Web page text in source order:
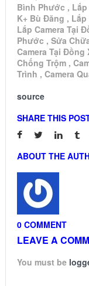
Bình Phước ,
K+ Bù Đăng ,
Lắp Camera Tại
Phước , Sửa
Camera Tại
Chống Trộm ,
Trình , Camera
source
SHARE THIS
ABOUT THE
0 COMMENT
LEAVE A
You must be